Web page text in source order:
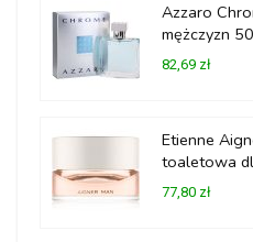
Azzaro
mężczyzn
82,69 zł
Etienne
toaletowa
77,80 zł